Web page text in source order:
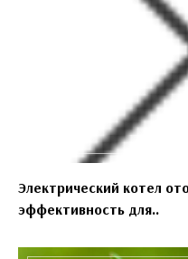
Электрический котел
эффективность для..